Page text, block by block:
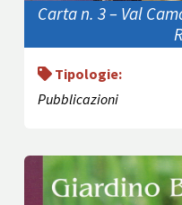
Carta n. 3 – Val
Tipologie:
Pubblicazioni